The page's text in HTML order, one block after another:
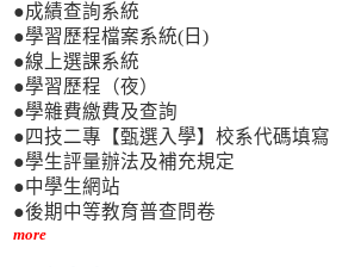
●成績查詢系統
●學習歷程檔案系統(日)
●線上選課系統
●學習歷程（夜）
●學雜費繳費及查詢
●四技二專【甄選入學】校系代碼填寫
●學生評量辦法及補充規定
●中學生網站
●後期中等教育普查問卷
more